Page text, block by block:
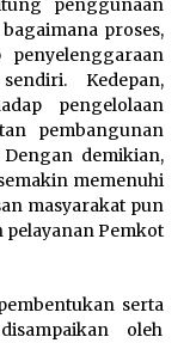
Sports Summit
Siap Hadirkan
the Game
dari Vietnam di
penggunaan
proses,
penyelenggaraan
Kedepan,
pengelolaan
pembangunan
demikian,
memenuhi
masyarakat pun
pelayanan Pemkot
serta
oleh